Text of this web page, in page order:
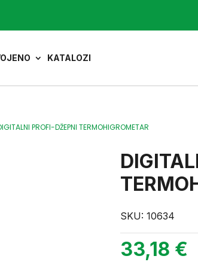
KATALOZI
PROFI-DŽEPNI TERMOHIGROMETAR
SKU:10634
33,18 €